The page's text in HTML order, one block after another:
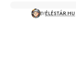
BYÉLÉSTÁR.HU